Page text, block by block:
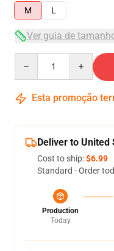
M
L
Ver guia de
Esta promoção
Deliver to United
Cost to ship:$6.99
Standard - Order
Production
Today